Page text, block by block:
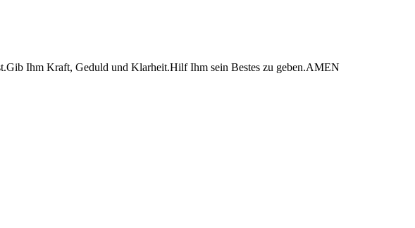
Ihm Kraft, Geduld und Klarheit.Hilf Ihm sein Bestes zu geben.AMEN